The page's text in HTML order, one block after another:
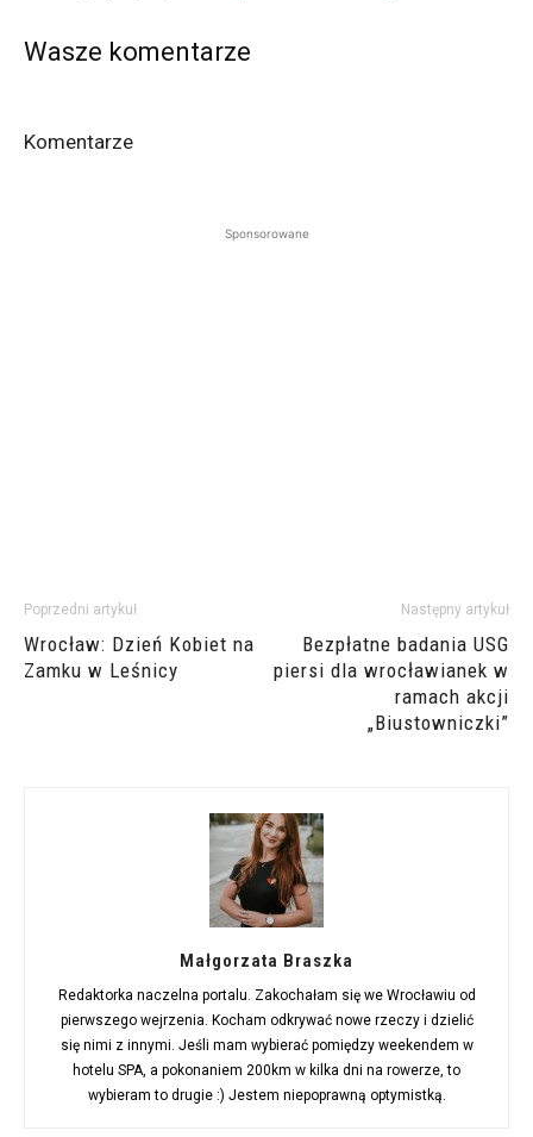
Wasze komentarze
Komentarze
Sponsorowane
Poprzedni artykuł
Wrocław: Dzień Kobiet na
Zamku w Leśnicy
Następny artykuł
Bezpłatne badania USG
piersi dla wrocławianek w
ramach akcji
„Biustowniczki”
Małgorzata Braszka
Redaktorka naczelna portalu. Zakochałam się we Wrocławiu od
pierwszego wejrzenia. Kocham odkrywać nowe rzeczy i dzielić
się nimi z innymi. Jeśli mam wybierać pomiędzy weekendem w
hotelu SPA, a pokonaniem 200km w kilka dni na rowerze, to
wybieram to drugie :) Jestem niepoprawną optymistką.